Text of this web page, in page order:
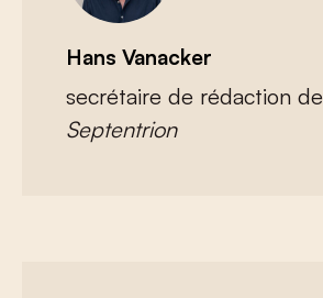
Hans Vanacker
secrétaire de rédaction de
Septentrion